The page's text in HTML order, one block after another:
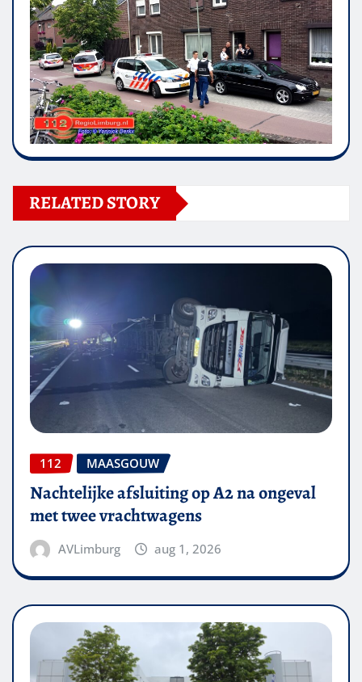
RELATED STORY
112 MAASGOUW
Nachtelijke afsluiting op A2 na ongeval
met twee vrachtwagens
AVLimburg aug 1, 2026